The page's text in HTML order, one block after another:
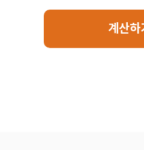
계산하